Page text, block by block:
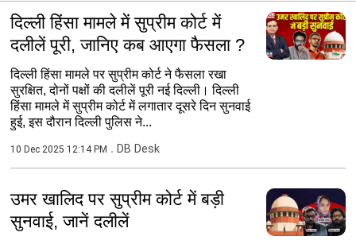
दिल्ली हिंसा मामले में सुप्रीम कोर्ट में
दलीलें पूरी, जानिए कब आएगा फैसला ?
दिल्ली हिंसा मामले पर सुप्रीम कोर्ट ने फैसला रखा
सुरक्षित, दोनों पक्षों की दलीलें पूरी नई दिल्ली। दिल्ली
हिंसा मामले में सुप्रीम कोर्ट में लगातार दूसरे दिन सुनवाई
हुई, इस दौरान दिल्ली पुलिस ने...
10 Dec 2025 12:14 PM DB Desk
उमर खालिद पर सुप्रीम कोर्ट में बड़ी
सुनवाई, जानें दलीलें